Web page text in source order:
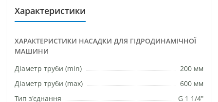
Характеристики
ХАРАКТЕРИСТИКИ НАСАДКИ ДЛЯ ГІДРОДИНАМІЧНОЇ
МАШИНИ
Діаметр труби (min)
200 мм
Діаметр труби (max)
600 мм
Тип з'єднання
G 1 1/4ʺ